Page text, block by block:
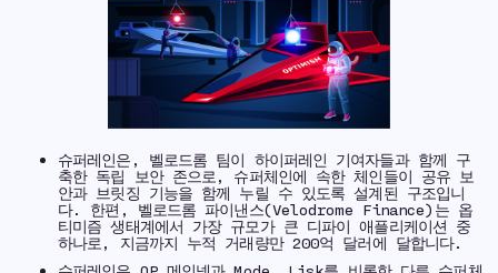
슈퍼레인은, 벨로드롬 팀이 하이퍼레인 기여자들과 함께 구
축한 독립 보안 존으로, 슈퍼체인에 속한 체인들이 공유 보
안과 브릿징 기능을 함께 누릴 수 있도록 설계된 구조입니
다. 한편, 벨로드롬 파이낸스(Velodrome Finance)는 옵
티미즘 생태계에서 가장 규모가 큰 디파이 애플리케이션 중
하나로, 지금까지 누적 거래량만 200억 달러에 달합니다.